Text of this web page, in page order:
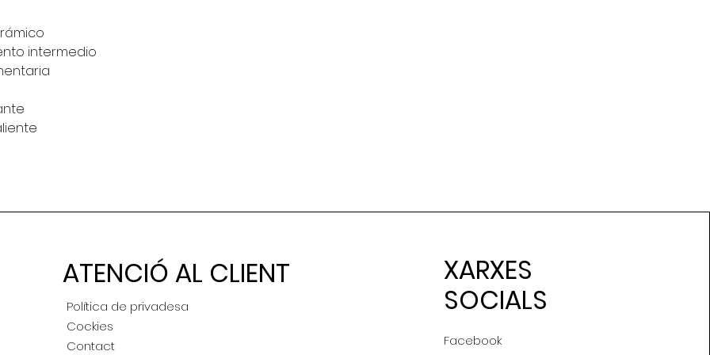
intermedio
ATENCIÓ AL CLIENT
Política de privadesa
Cockies
Contact
XARXES
SOCIALS
Facebook